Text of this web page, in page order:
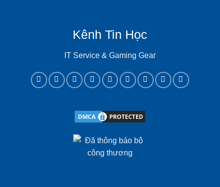
Kênh Tin Học
IT Service & Gaming Gear